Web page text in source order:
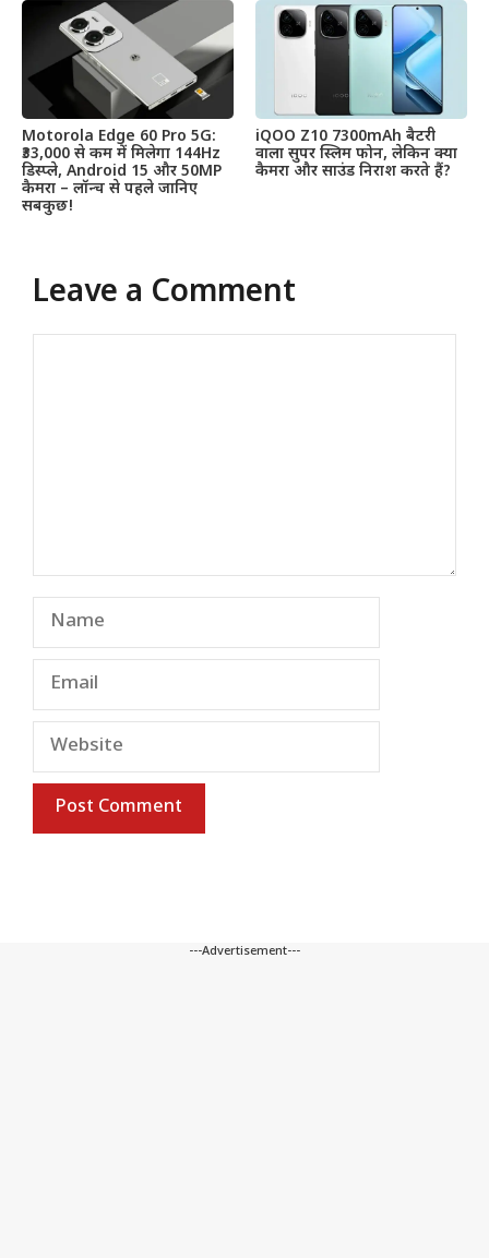
Motorola Edge 60 Pro 5G:
₹33,000 से कम में मिलेगा 144Hz
डिस्प्ले, Android 15 और 50MP
कैमरा – लॉन्च से पहले जानिए
सबकुछ!
iQOO Z10 7300mAh बैटरी
वाला सुपर स्लिम फोन, लेकिन क्या
कैमरा और साउंड निराश करते हैं?
Leave a Comment
Name
Email
Website
---Advertisement---